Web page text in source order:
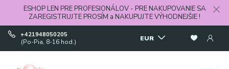
ESHOP LEN PRE PROFESIONÁLOV - PRE NAKUPOVANIE SA
ZAREGISTRUJTE PROSÍM a NAKUPUJTE VÝHODNEJŠIE !
EUR
+421948050205
(Po-Pia, 8-16 hod.)